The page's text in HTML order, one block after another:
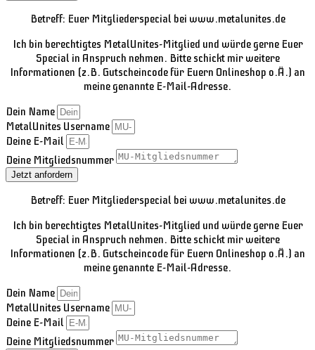
Betreff: Euer Mitgliederspecial bei www.metalunites.de
Ich bin berechtigtes MetalUnites-Mitglied und würde gerne Euer
Special in Anspruch nehmen. Bitte schickt mir weitere
Informationen (z.B. Gutscheincode für Euern Onlineshop o.Ä.) an
meine genannte E-Mail-Adresse.
Dein Name
MetalUnites Username
Deine E-Mail
Deine Mitgliedsnummer
Jetzt anfordern
Betreff: Euer Mitgliederspecial bei www.metalunites.de
Ich bin berechtigtes MetalUnites-Mitglied und würde gerne Euer
Special in Anspruch nehmen. Bitte schickt mir weitere
Informationen (z.B. Gutscheincode für Euern Onlineshop o.Ä.) an
meine genannte E-Mail-Adresse.
Dein Name
MetalUnites Username
Deine E-Mail
Deine Mitgliedsnummer